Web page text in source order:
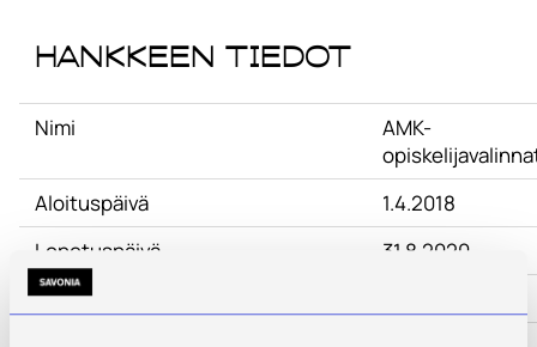
Hankkeen tiedot
Nimi
AMK-
Aloituspäivä
1.4.2018
Lopetuspäivä
31.8.2020
www-sivut